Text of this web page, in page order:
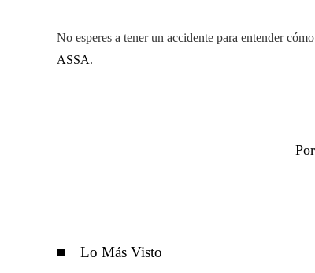
No esperes a tener un accidente para entender
ASSA.
Lo Más Visto